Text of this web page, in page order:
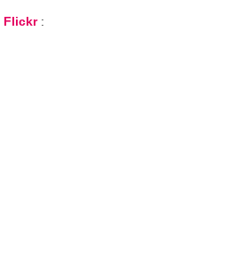
Flickr: